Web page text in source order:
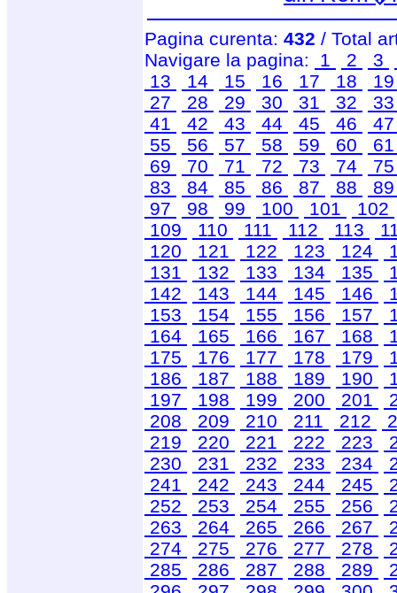
Pagina curenta: 432 / Total
Navigare la pagina:
1 2 3
13
14 15 16 17 18
27
28 29 30 31 32
41
42 43 44 45 46
55
56 57 58 59 60
69
70 71 72 73 74
83
84 85 86 87 88
97
98 99 100 101
102
109
110 111 112 113
120
121 122 123 124
131
132 133 134 135
142
143 144 145 146
153
154 155 156 157
164
165 166 167 168
175
176 177 178 179
186
187 188 189 190
197
198 199 200 201
208
209 210 211 212
219
220 221 222 223
230
231 232 233 234
241
242 243 244 245
252
253 254 255 256
263
264 265 266 267
274
275 276 277 278
285
286 287 288 289